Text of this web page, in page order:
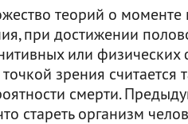
теорий о моменте
при достижении
или физических
зрения считается
смерти.
стареть организм